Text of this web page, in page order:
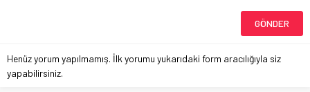
Henüz yorum yapılmamış. İlk yorumu yukarıdaki form aracılığıyla siz
yapabilirsiniz.